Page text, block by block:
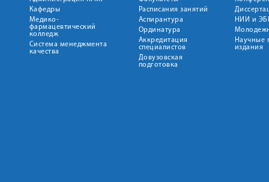
Кафедры
Медико-
фармацевтический
колледж
Система менеджмента
качества
Расписания занятий
Аспирантура
Ординатура
Аккредитация
специалистов
Довузовская
подготовка
НИИ и
Научные
издания